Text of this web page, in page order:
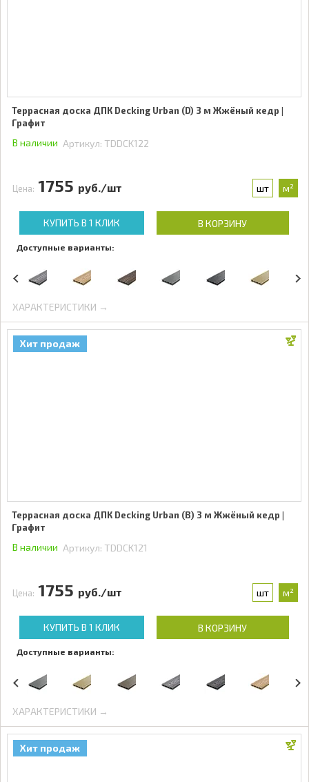
Террасная доска ДПК Decking Urban (D) 3 м Жжёный кедр |
Графит
В наличии Артикул: TDDCK122
Цена: 1755 руб./шт шт м²
КУПИТЬ В 1 КЛИК В КОРЗИНУ
Доступные варианты:
ХАРАКТЕРИСТИКИ →
Хит продаж
Террасная доска ДПК Decking Urban (В) 3 м Жжёный кедр |
Графит
В наличии Артикул: TDDCK121
Цена: 1755 руб./шт шт м²
КУПИТЬ В 1 КЛИК В КОРЗИНУ
Доступные варианты:
ХАРАКТЕРИСТИКИ →
Хит продаж